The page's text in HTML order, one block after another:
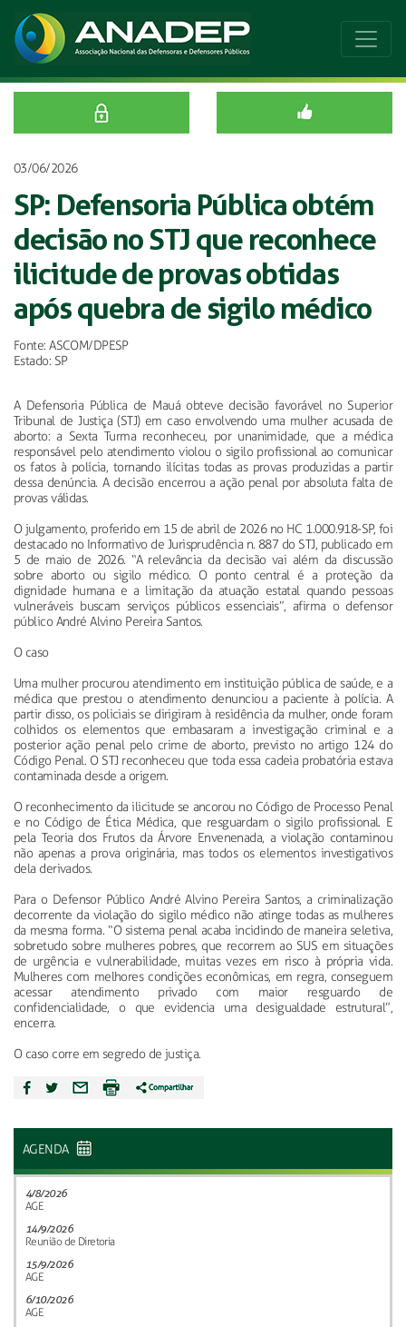
03/06/2026
SP: Defensoria Pública obtém
decisão no STJ que reconhece
ilicitude de provas obtidas
após quebra de sigilo médico
Fonte: ASCOM/DPESP
Estado: SP
A Defensoria Pública de Mauá obteve decisão favorável no Superior
Tribunal de Justiça (STJ) em caso envolvendo uma mulher acusada de
aborto: a Sexta Turma reconheceu, por unanimidade, que a médica
responsável pelo atendimento violou o sigilo profissional ao comunicar
os fatos à polícia, tornando ilícitas todas as provas produzidas a partir
dessa denúncia. A decisão encerrou a ação penal por absoluta falta de
provas válidas.
O julgamento, proferido em 15 de abril de 2026 no HC 1.000.918-SP, foi
destacado no Informativo de Jurisprudência n. 887 do STJ, publicado em
5 de maio de 2026. “A relevância da decisão vai além da discussão
sobre aborto ou sigilo médico. O ponto central é a proteção da
dignidade humana e a limitação da atuação estatal quando pessoas
vulneráveis buscam serviços públicos essenciais”, afirma o defensor
público André Alvino Pereira Santos.
O caso
Uma mulher procurou atendimento em instituição pública de saúde, e a
médica que prestou o atendimento denunciou a paciente à polícia. A
partir disso, os policiais se dirigiram à residência da mulher, onde foram
colhidos os elementos que embasaram a investigação criminal e a
posterior ação penal pelo crime de aborto, previsto no artigo 124 do
Código Penal. O STJ reconheceu que toda essa cadeia probatória estava
contaminada desde a origem.
O reconhecimento da ilicitude se ancorou no Código de Processo Penal
e no Código de Ética Médica, que resguardam o sigilo profissional. E
pela Teoria dos Frutos da Árvore Envenenada, a violação contaminou
não apenas a prova originária, mas todos os elementos investigativos
dela derivados.
Para o Defensor Público André Alvino Pereira Santos, a criminalização
decorrente da violação do sigilo médico não atinge todas as mulheres
da mesma forma. “O sistema penal acaba incidindo de maneira seletiva,
sobretudo sobre mulheres pobres, que recorrem ao SUS em situações
de urgência e vulnerabilidade, muitas vezes em risco à própria vida.
Mulheres com melhores condições econômicas, em regra, conseguem
acessar atendimento privado com maior resguardo de
confidencialidade, o que evidencia uma desigualdade estrutural”,
encerra.
O caso corre em segredo de justiça.
AGENDA
4/8/2026
AGE
14/9/2026
Reunião de Diretoria
15/9/2026
AGE
6/10/2026
AGE